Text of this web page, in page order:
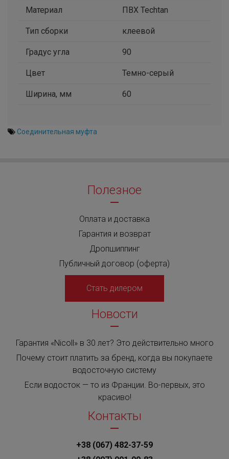
Материал ПВХ Techtan
Тип сборки клеевой
Градус угла 90
Цвет Темно-серый
Ширина, мм 60
Соединительная муфта
Полезное
Оплата и доставка
Гарантия и возврат
Дропшиппинг
Публичный договор (оферта)
Стать дилером
Новости
Гарантия «Nicoll» в 30 лет? Это действительно много
Почему стоит платить за бренд, когда вы покупаете
водосточную систему
Если водосток — то из Франции. Во-первых, это
красиво!
Контакты
+38 (067) 482-37-59